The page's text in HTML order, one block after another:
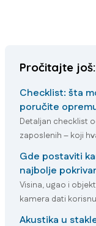
Pročitajte još:
Checklist: šta
poručite
Detaljan checklist
zaposlenih – koji
Gde postaviti
najbolje
Visina, ugao i
kamera dati
Akustika u